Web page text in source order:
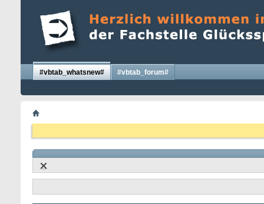
#vbtab_whatsnew# #vbtab_forum#